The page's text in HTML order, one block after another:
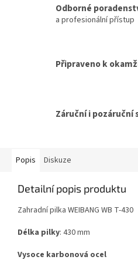
Odborné
a profesionální přístup
Připraveno k
Záruční i pozáruční
Popis Diskuze
Detailní popis produktu
Zahradní pilka WEIBANG WB T-430
Délka pilky: 430 mm
Vysoce karbonová ocel